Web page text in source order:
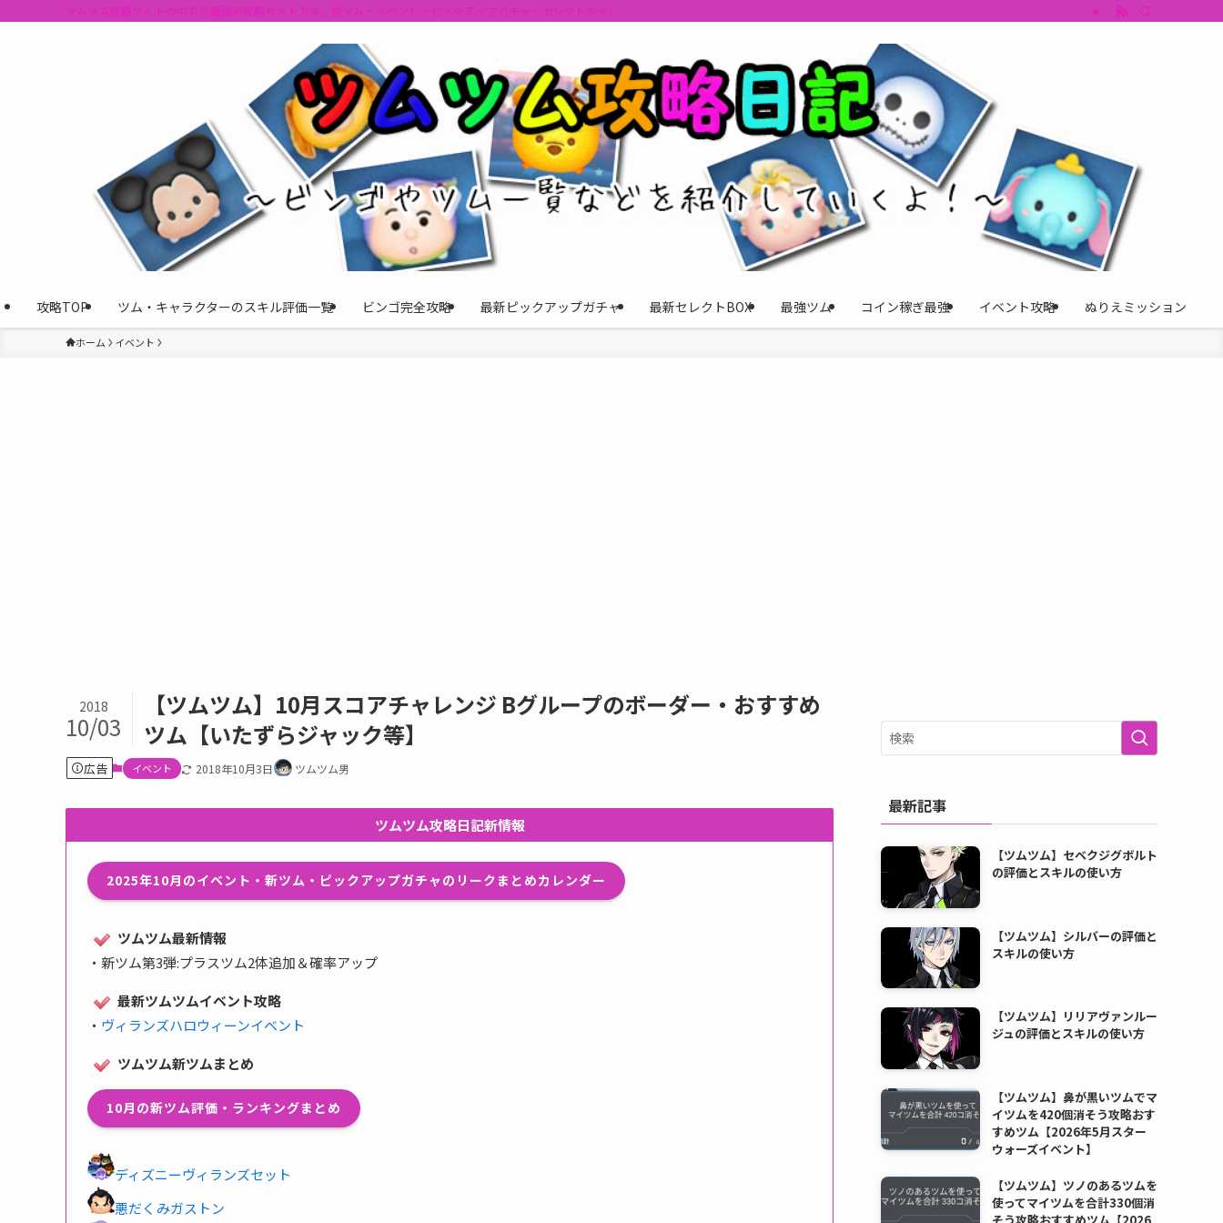
ツムツム攻略サイトの中でも最強の攻略サイトです。新ツム・イベント・ピックアップガチャ・セレクトボックスの情報を最速で提供しビンゴのおすすめツム・キャラ評価も丁寧に解説。ツムツムイベント、ツムツム攻略、ツムツ
攻略TOP ツム・キャラクターのスキル評価一覧 ビンゴ完全攻略 最新ピックアップガチャ 最新セレクトBOX 最強ツム コイン稼ぎ最強 イベント攻略 ぬりえミッション
ホーム イベント
【ツムツム】10月スコアチャレンジ Bグループのボーダー・おすすめ
ツム【いたずらジャック等】
2018
10/03
広告 イベント 2018年10月3日 ツムツム男
ツムツム攻略日記新情報
2025年10月のイベント・新ツム・ピックアップガチャのリークまとめカレンダー
ツムツム最新情報
・ 新ツム第3弾:プラスツム2体追加＆確率アップ
最新ツムツムイベント攻略
・ ヴィランズハロウィーンイベント
ツムツム新ツムまとめ
10月の新ツム評価・ランキングまとめ
ディズニーヴィランズセット
悪だくみガストン
最新記事
【ツムツム】セベクジグボルト
の評価とスキルの使い方
【ツムツム】シルバーの評価と
スキルの使い方
【ツムツム】リリアヴァンルー
ジュの評価とスキルの使い方
【ツムツム】鼻が黒いツムでマ
イツムを420個消そう攻略おす
すめツム【2026年5月スター
ウォーズイベント】
【ツムツム】ツノのあるツムを
使ってマイツムを合計330個消